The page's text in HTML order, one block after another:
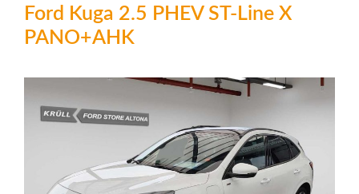
Ford Kuga 2.5 PHEV ST-Line X
PANO+AHK